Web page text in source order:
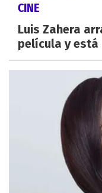
CINE
Luis Zahera
película y está